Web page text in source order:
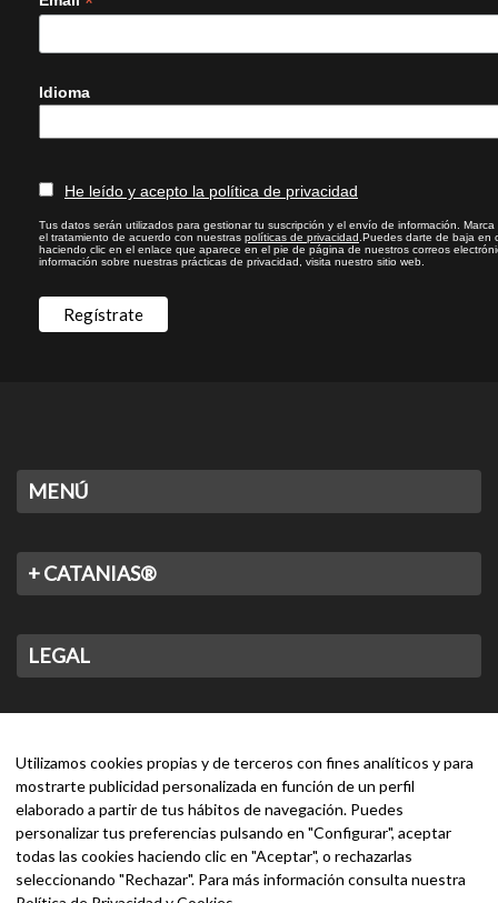
Idioma
He leído y acepto la política de privacidad
Tus datos serán utilizados para gestionar tu suscripción y el envío de información.
el tratamiento de acuerdo con nuestras políticas de privacidad .Puedes darte de baja en
haciendo clic en el enlace que aparece en el pie de página de nuestros correos
información sobre nuestras prácticas de privacidad, visita nuestro sitio web.
MENÚ
+ CATANIAS®
LEGAL
Utilizamos cookies propias y de terceros con fines analíticos y para
mostrarte publicidad personalizada en función de un perfil
elaborado a partir de tus hábitos de navegación. Puedes
personalizar tus preferencias pulsando en "Configurar", aceptar
todas las cookies haciendo clic en "Aceptar", o rechazarlas
seleccionando "Rechazar". Para más información consulta nuestra